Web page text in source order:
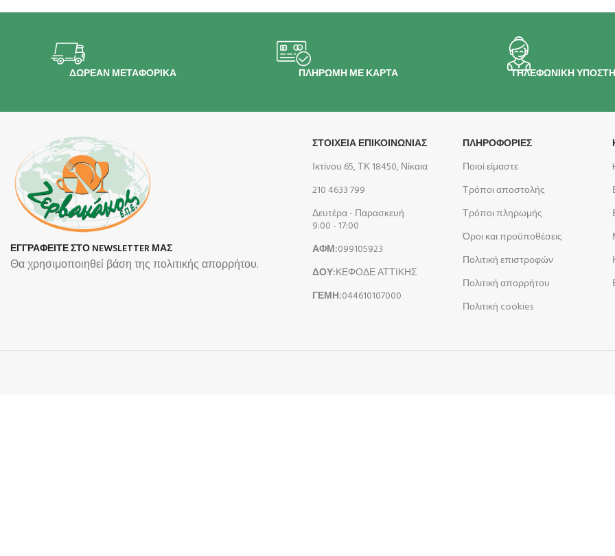
ΔΩΡΕΑΝ ΜΕΤΑΦΟΡΙΚΑ ΠΛΗΡΩΜΗ ΜΕ ΚΑΡΤΑ ΤΗΛΕΦΩΝΙΚΗ
ΕΓΓΡΑΦΕΙΤΕ ΣΤΟ NEWSLETTER ΜΑΣ
Θα χρησιμοποιηθεί βάση της πολιτικής απορρήτου.
ΣΤΟΙΧΕΙΑ ΕΠΙΚΟΙΝΩΝΙΑΣ
Ικτίνου 65, ΤΚ 18450, Νίκαια
210 4633 799
Δευτέρα - Παρασκευή
9:00 - 17:00
ΑΦΜ:099105923
ΔΟΥ:ΚΕΦΟΔΕ ΑΤΤΙΚΗΣ
ΓΕΜΗ:044610107000
ΠΛΗΡΟΦΟΡΊΕΣ
Ποιοί είμαστε
Τρόποι αποστολής
Τρόποι πληρωμής
Όροι και προϋποθέσεις
Πολιτική επιστροφών
Πολιτική απορρήτου
Πολιτική cookies